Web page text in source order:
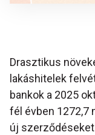
Drasztikus
lakáshitelek
bankok a 2025
fél évben 1272,7
új